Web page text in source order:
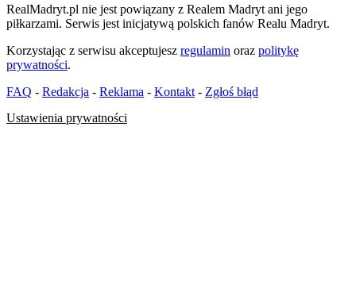
RealMadryt.pl nie jest powiązany z Realem Madryt ani jego
piłkarzami. Serwis jest inicjatywą polskich fanów Realu Madryt.
Korzystając z serwisu akceptujesz regulamin oraz politykę
prywatności.
FAQ - Redakcja - Reklama - Kontakt - Zgłoś błąd
Ustawienia prywatności